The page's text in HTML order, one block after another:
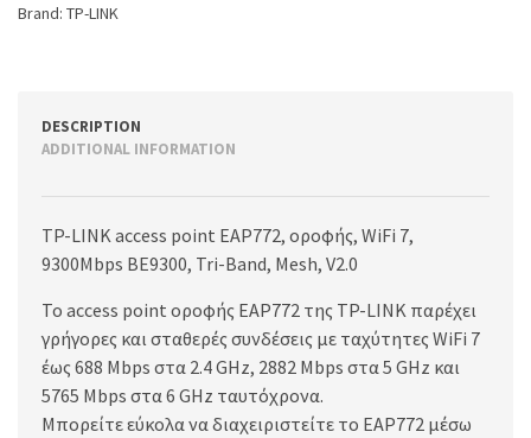
Brand: TP-LINK
DESCRIPTION
ADDITIONAL INFORMATION
TP-LINK access point EAP772, οροφής, WiFi 7,
9300Mbps BE9300, Tri-Band, Mesh, V2.0
Το access point οροφής EAP772 της TP-LINK παρέχει
γρήγορες και σταθερές συνδέσεις με ταχύτητες WiFi 7
έως 688 Mbps στα 2.4 GHz, 2882 Mbps στα 5 GHz και
5765 Mbps στα 6 GHz ταυτόχρονα.
Μπορείτε εύκολα να διαχειριστείτε το EAP772 μέσω